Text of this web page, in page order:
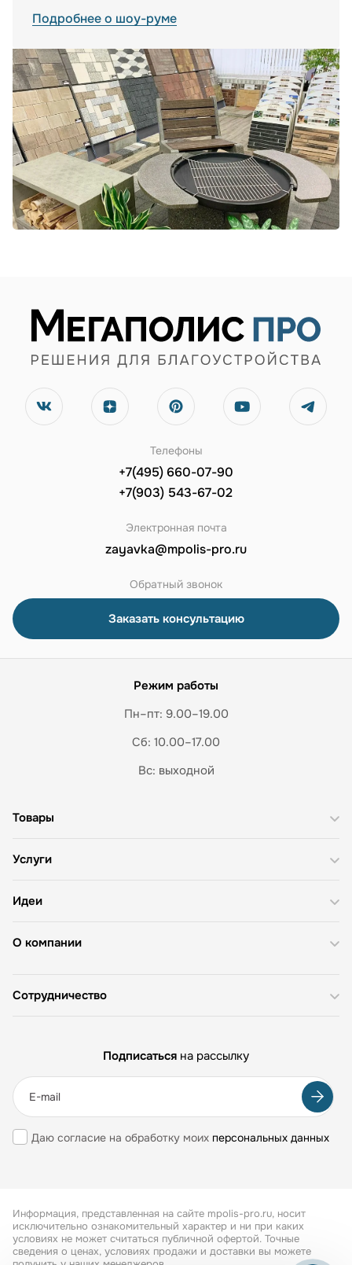
Подробнее о шоу-руме
Телефоны
+7(495) 660-07-90
+7(903) 543-67-02
Электронная почта
zayavka@mpolis-pro.ru
Обратный звонок
Заказать консультацию
Режим работы
Пн–пт: 9.00–19.00
Сб: 10.00–17.00
Вс: выходной
О компании
Товары
Услуги
Идеи
Сотрудничество
Подписаться на рассылку
Даю согласие на обработку моих персональных данных
Информация, представленная на сайте mpolis-pro.ru, носит
исключительно ознакомительный характер и ни при каких
условиях не может считаться публичной офертой. Точные
сведения о ценах, условиях продажи и доставки вы можете